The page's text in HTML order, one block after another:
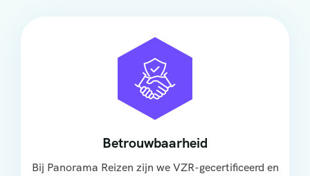
Betrouwbaarheid
Bij Panorama Reizen zijn we VZR-gecertificeerd en